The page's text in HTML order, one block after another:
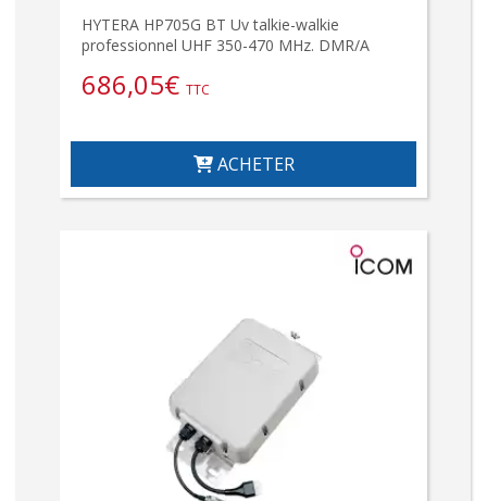
HYTERA HP705G BT Uv talkie-walkie
professionnel UHF 350-470 MHz. DMR/A
686,05€ TTC
ACHETER